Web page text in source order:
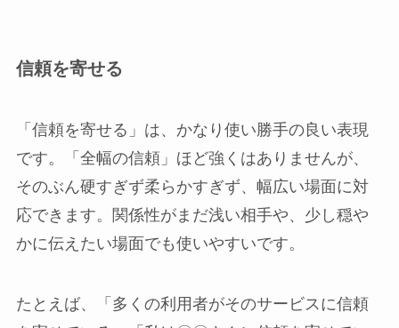
信頼を寄せる
「信頼を寄せる」は、かなり使い勝手の良い表現
です。「全幅の信頼」ほど強くはありませんが、
そのぶん硬すぎず柔らかすぎず、幅広い場面に対
応できます。関係性がまだ浅い相手や、少し穏や
かに伝えたい場面でも使いやすいです。
たとえば、「多くの利用者がそのサービスに信頼